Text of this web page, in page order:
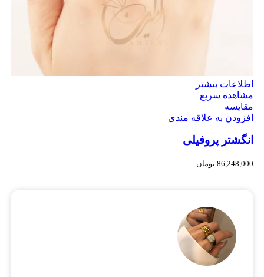
اطلاعات بیشتر
مشاهده سریع
مقایسه
افزودن به علاقه مندی
انگشتر پروفیلی
86,248,000 تومان